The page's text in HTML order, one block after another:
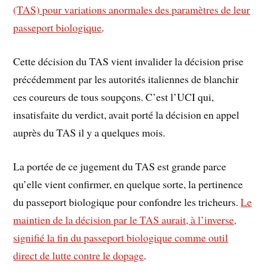
(TAS) pour variations anormales des paramètres de leur
passeport biologique.
Cette décision du TAS vient invalider la décision prise
précédemment par les autorités italiennes de blanchir
ces coureurs de tous soupçons. C’est l’UCI qui,
insatisfaite du verdict, avait porté la décision en appel
auprès du TAS il y a quelques mois.
La portée de ce jugement du TAS est grande parce
qu’elle vient confirmer, en quelque sorte, la pertinence
du passeport biologique pour confondre les tricheurs.Le
maintien de la décision par le TAS aurait, à l’inverse,
signifié la fin du passeport biologique comme outil
direct de lutte contre le dopage.